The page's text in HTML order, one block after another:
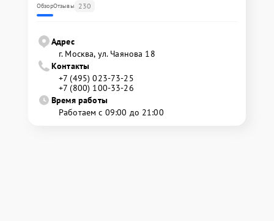
ОбзорОтзывы 230
Адрес
г. Москва, ул. Чаянова 18
Контакты
+7 (495) 023-73-25
+7 (800) 100-33-26
Время работы
Работаем с 09:00 до 21:00